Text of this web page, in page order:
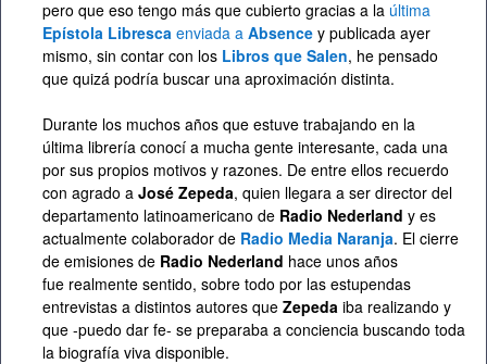
pero que eso tengo más que cubierto gracias a la última
Epístola Libresca enviada a Absence y publicada ayer
mismo, sin contar con los Libros que Salen, he pensado
que quizá podría buscar una aproximación distinta.
Durante los muchos años que estuve trabajando en la
última librería conocí a mucha gente interesante, cada una
por sus propios motivos y razones. De entre ellos recuerdo
con agrado a José Zepeda, quien llegara a ser director del
departamento latinoamericano de Radio Nederland y es
actualmente colaborador de Radio Media Naranja. El cierre
de emisiones de Radio Nederland hace unos años
fue realmente sentido, sobre todo por las estupendas
entrevistas a distintos autores que Zepeda iba realizando y
que -puedo dar fe- se preparaba a conciencia buscando toda
la biografía viva disponible.